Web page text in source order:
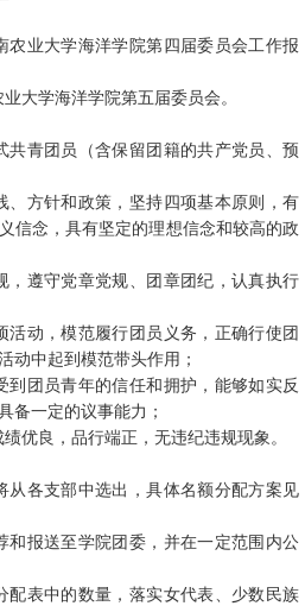
业大学海洋学院第四届委员会工作报
大学海洋学院第五届委员会。
青团员（含保留团籍的共产党员、预
方针和政策，坚持四项基本原则，有
信念，具有坚定的理想信念和较高的政
遵守党章党规、团章团纪，认真执行
动，模范履行团员义务，正确行使团
动中起到模范带头作用；
团员青年的信任和拥护，能够如实反
备一定的议事能力；
优良，品行端正，无违纪违规现象。
各支部中选出，具体名额分配方案见
报送至学院团委，并在一定范围内公
表中的数量，落实女代表、少数民族